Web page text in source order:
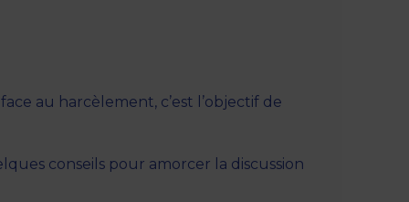
au harcèlement, c’est l’objectif de
conseils pour amorcer la discussion